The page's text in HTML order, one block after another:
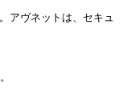
アヴネットは、セキュ